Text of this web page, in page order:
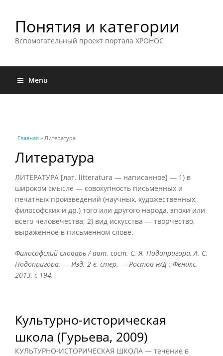
Понятия и категории
Вспомогательный проект портала ХРОНОС
Menu
Вы здесь
Главная » Литература
Литература
ЛИТЕРАТУРА [лат. litteratura — написанное] — 1) в
широком смысле — совокупность письменных и
печатных произведений (научных, художественных,
философских и др.) того или другого народа, эпохи или
всего человечества; 2) вид искусства — творчество,
выраженное в письменном слове.
Философский словарь / авт.-сост. С. Я. Подопригора, А. С.
Подопригора. — Изд. 2-е, стер. — Ростов н/Д : Феникс,
2013, с 194.
Культурно-историческая
школа (Гурьева, 2009)
КУЛЬТУРНО-ИСТОРИЧЕСКАЯ ШКОЛА — течение в